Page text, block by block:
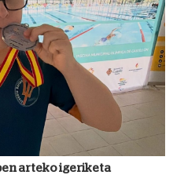
arteko igeriketa